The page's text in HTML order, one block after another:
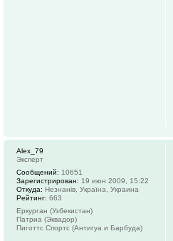
Alex_79
Эксперт
Сообщений: 10651
Зарегистрирован: 19 июн 2009, 15:22
Откуда: Незнанів, Україна, Украина
Рейтинг: 663
Еркурган (Узбекистан)
Патриа (Эквадор)
Пиготтс Спортс (Антигуа и Барбуда)